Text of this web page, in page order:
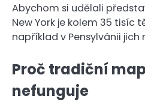
Abychom si udělali
New York je kolem 35 tisíc
například v Pensylvánii jich
Proč tradiční
nefunguje